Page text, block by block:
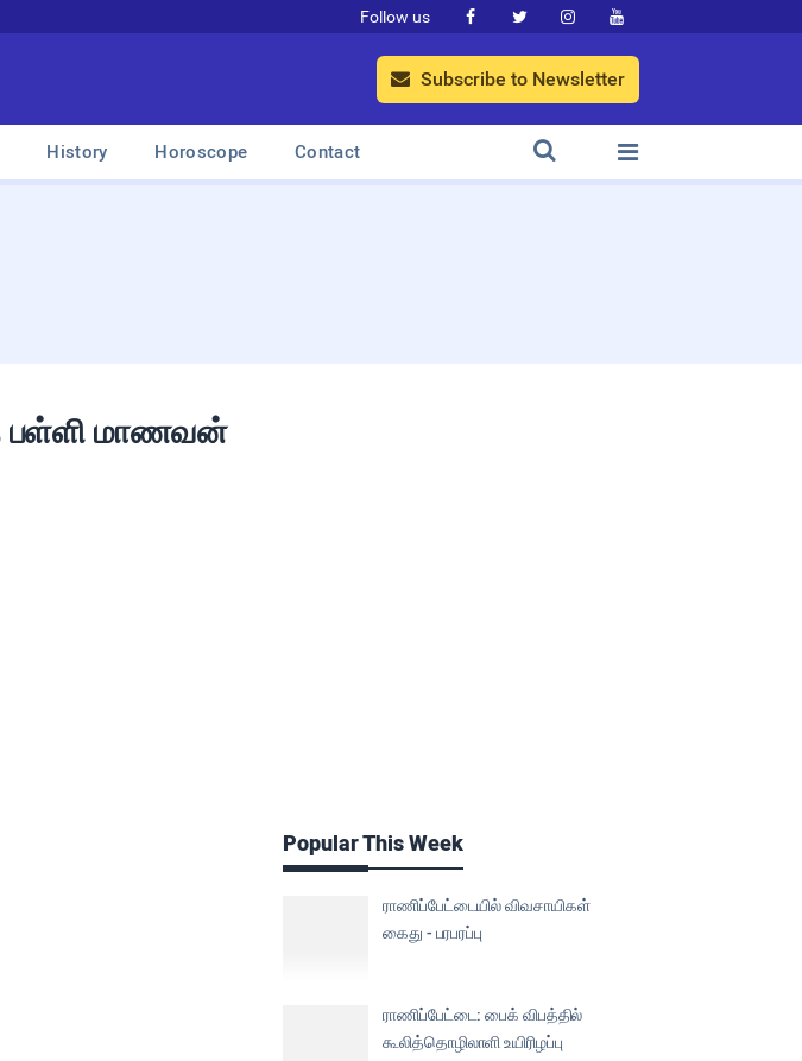
Follow us    
 Subscribe to Newsletter
History Horoscope Contact 

பள்ளி மாணவன்
Popular This Week
ராணிப்பேட்டையில் விவசாயிகள்
கைது - பரபரப்பு
ராணிப்பேட்டை: பைக் விபத்தில்
கூலித்தொழிலாளி உயிரிழப்பு